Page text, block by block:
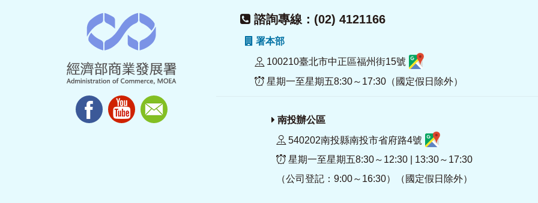
諮詢專線：(02) 4121166
署本部
100210臺北市中正區福州街15號
星期一至星期五8:30～17:30（國定假日除外）
南投辦公區
540202南投縣南投市省府路4號
星期一至星期五8:30～12:30 | 13:30～17:30
（公司登記：9:00～16:30）（國定假日除外）